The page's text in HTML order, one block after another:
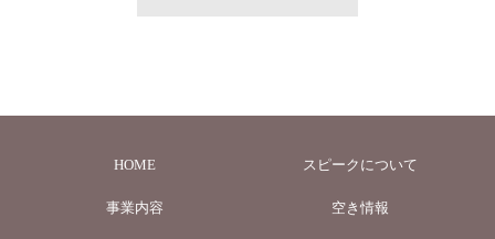
HOME スピークについて
事業内容 空き情報